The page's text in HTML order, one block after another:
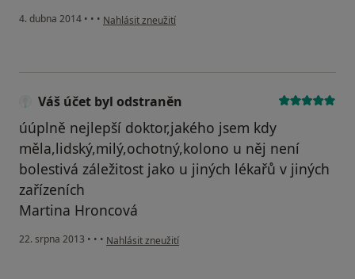
4. dubna 2014 • • • podle názoru uživatele Váš účet byl odstraněn
Nahlásit zneužití
Váš účet byl odstraněn
úúplně nejlepší doktor,jakého jsem kdy
měla,lidský,milý,ochotný,kolono u něj není
bolestivá záležitost jako u jiných lékařů v jiných
zařízeních
Martina Hroncová
22. srpna 2013 • • • podle názoru uživatele Váš účet byl odstraněn
Nahlásit zneužití